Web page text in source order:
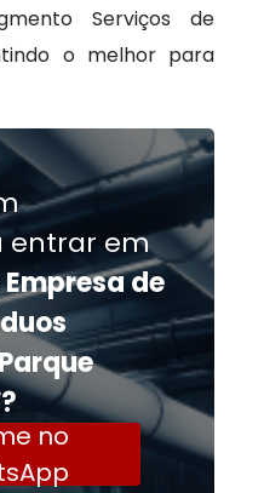
Serviços de
o melhor para
entrar em
Empresa de
no